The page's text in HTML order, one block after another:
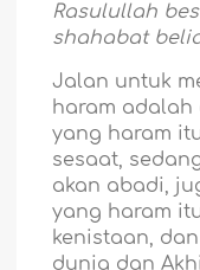
Rasulullah
shahabat
Jalan untuk
haram adalah
yang haram
sesaat,
akan abadi,
yang haram
kenistaan,
dunia dan